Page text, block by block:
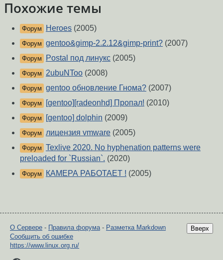
Похожие темы
Форум Heroes (2005)
Форум gentoo&gimp-2.2.12&gimp-print? (2007)
Форум Postal под линукс (2005)
Форум 2ubuNToo (2008)
Форум gentoo обновление Гнома? (2007)
Форум [gentoo][radeonhd] Пропал! (2010)
Форум [gentoo] dolphin (2009)
Форум лицензия vmware (2005)
Форум Texlive 2020. No hyphenation patterns were
preloaded for `Russian`. (2020)
Форум КАМЕРА РАБОТАЕТ ! (2005)
Вверх
О Сервере - Правила форума- Разметка Markdown
Сообщить об ошибке
https://www.linux.org.ru/